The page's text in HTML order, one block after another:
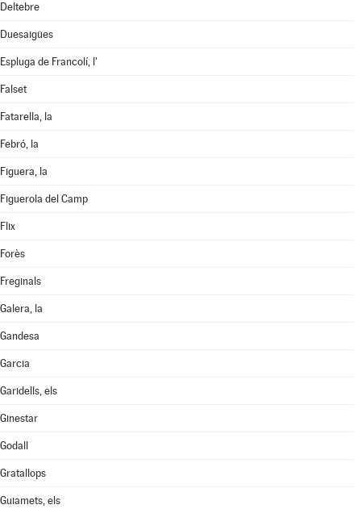
Deltebre
Duesaigües
Espluga de Francolí, l'
Falset
Fatarella, la
Febró, la
Figuera, la
Figuerola del Camp
Flix
Forès
Freginals
Galera, la
Gandesa
Garcia
Garidells, els
Ginestar
Godall
Gratallops
Guiamets, els